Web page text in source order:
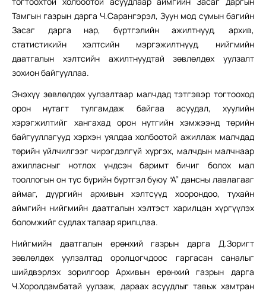
Тамгын газрын дарга Ч.Сарангэрэл, Зуун мод сумын багийн
Засаг дарга нар, бүртгэлийн ажилтнууд, архив,
статистикийн хэлтсийн мэргэжилтнүүд, нийгмийн
даатгалын хэлтсийн ажилтнуудтай зөвлөлдөх уулзалт
зохион байгууллаа.
Энэхүү зөвлөлдөх уулзалтаар малчдад тэтгэвэр тогтооход
орон нутагт тулгамдаж байгаа асуудал, хуулийн
хэрэгжилтийг хангахад орон нутгийн хэмжээнд төрийн
байгууллагууд хэрхэн уялдаа холбоотой ажиллаж малчдад
төрийн үйлчилгээг чирэгдэлгүй хүргэх, малчдын малчнаар
ажилласныг нотлох үндсэн баримт бичиг болох мал
тооллогын он тус бүрийн бүртгэл буюу “А” дансны лавлагааг
аймаг, дүүргийн архивын хэлтсүүд хоорондоо, тухайн
аймгийн нийгмийн даатгалын хэлтэст харилцан хүргүүлэх
боломжийг судлах талаар ярилцлаа.
Нийгмийн даатгалын ерөнхий газрын дарга Д.Зоригт
зөвлөлдөх уулзалтад оролцогчдоос гаргасан саналыг
шийдвэрлэх зорилгоор Архивын ерөнхий газрын дарга
Ч.Хоролдамбатай уулзаж, дараах асуудлыг тавьж хамтран